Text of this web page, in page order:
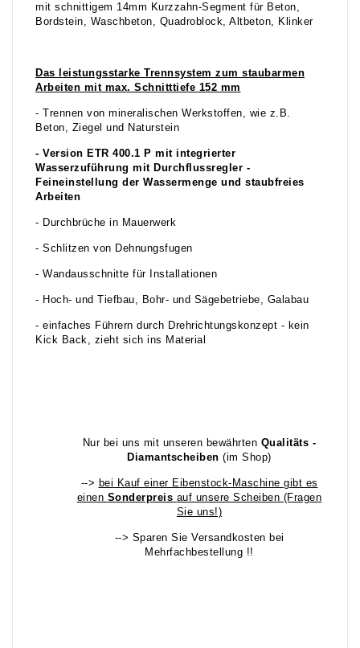
mit schnittigem 14mm Kurzzahn-Segment für Beton,
Bordstein, Waschbeton, Quadroblock, Altbeton, Klinker
Das leistungsstarke Trennsystem zum staubarmen
Arbeiten mit max. Schnitttiefe 152 mm
- Trennen von mineralischen Werkstoffen, wie z.B.
Beton, Ziegel und Naturstein
- Version ETR 400.1 P mit integrierter
Wasserzuführung mit Durchflussregler -
Feineinstellung der Wassermenge und staubfreies
Arbeiten
- Durchbrüche in Mauerwerk
- Schlitzen von Dehnungsfugen
- Wandausschnitte für Installationen
- Hoch- und Tiefbau, Bohr- und Sägebetriebe, Galabau
- einfaches Führern durch Drehrichtungskonzept - kein
Kick Back, zieht sich ins Material
Nur bei uns mit unseren bewährten Qualitäts -
Diamantscheiben (im Shop)
--> bei Kauf einer Eibenstock-Maschine gibt es
einen Sonderpreis auf unsere Scheiben (Fragen
Sie uns!)
--> Sparen Sie Versandkosten bei
Mehrfachbestellung !!